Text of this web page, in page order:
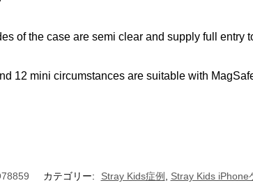
of the case are semi clear and supply full entry
12 mini circumstances are suitable with
カテゴリー: Stray Kids症例 Stray Kids iPhone